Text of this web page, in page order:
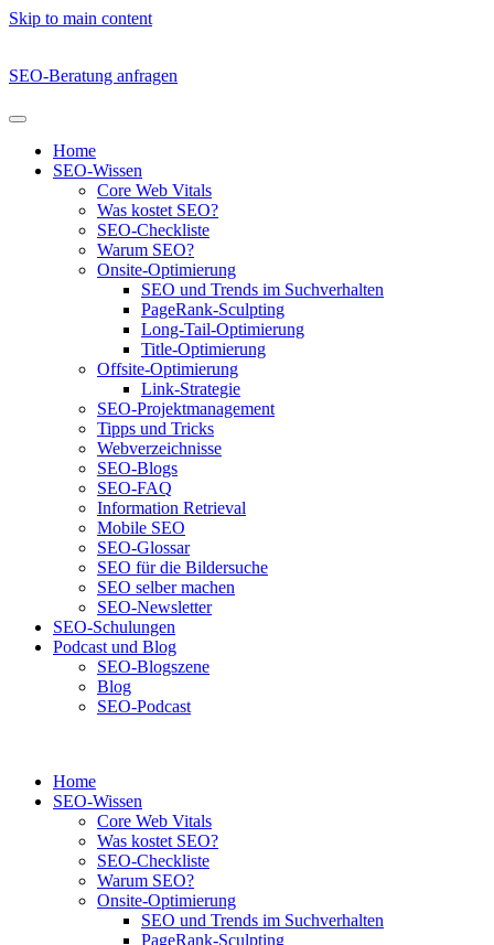
Skip to main content
SEO-Beratung anfragen
Home
SEO-Wissen
Core Web Vitals
Was kostet SEO?
SEO-Checkliste
Warum SEO?
Onsite-Optimierung
SEO und Trends im Suchverhalten
PageRank-Sculpting
Long-Tail-Optimierung
Title-Optimierung
Offsite-Optimierung
Link-Strategie
SEO-Projektmanagement
Tipps und Tricks
Webverzeichnisse
SEO-Blogs
SEO-FAQ
Information Retrieval
Mobile SEO
SEO-Glossar
SEO für die Bildersuche
SEO selber machen
SEO-Newsletter
SEO-Schulungen
Podcast und Blog
SEO-Blogszene
Blog
SEO-Podcast
Home
SEO-Wissen
Core Web Vitals
Was kostet SEO?
SEO-Checkliste
Warum SEO?
Onsite-Optimierung
SEO und Trends im Suchverhalten
PageRank-Sculpting